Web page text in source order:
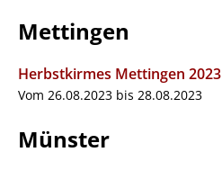
Mettingen
Herbstkirmes Mettingen 2023
Vom 26.08.2023 bis 28.08.2023
Münster